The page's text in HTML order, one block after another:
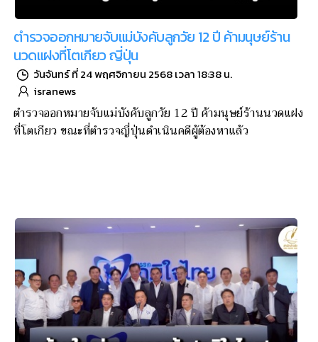
ตำรวจออกหมายจับแม่บังคับลูกวัย 12 ปี ค้ามนุษย์ร้าน
นวดแฝงที่โตเกียว ญี่ปุ่น
วันจันทร์ ที่ 24 พฤศจิกายน 2568 เวลา 18:38 น.
isranews
ตำรวจออกหมายจับแม่บังคับลูกวัย 12 ปี ค้ามนุษย์ร้านนวดแฝง
ที่โตเกียว ขณะที่ตำรวจญี่ปุ่นดำเนินคดีผู้ต้องหาแล้ว